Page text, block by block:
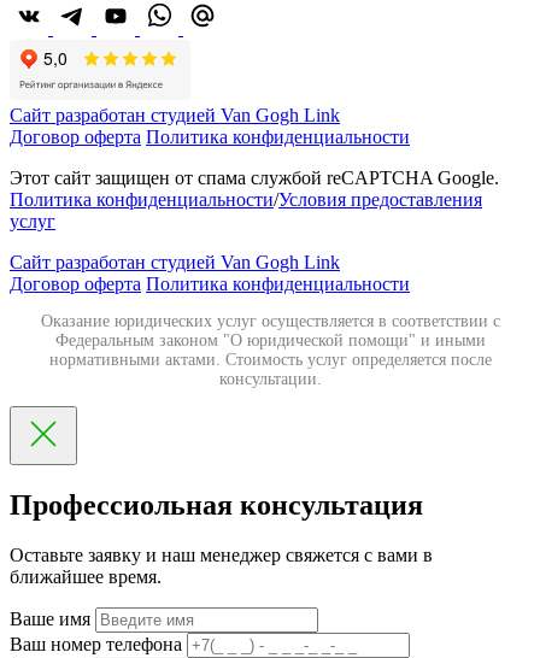
Сайт разработан студией Van Gogh Link
Договор оферта Политика конфиденциальности
Этот сайт защищен от спама службой reCAPTCHA Google.
Политика конфиденциальности/Условия предоставления
услуг
Сайт разработан студией Van Gogh Link
Договор оферта Политика конфиденциальности
Оказание юридических услуг осуществляется в соответствии с
Федеральным законом "О юридической помощи" и иными
нормативными актами. Стоимость услуг определяется после
консультации.
Профессиольная консультация
Оставьте заявку и наш менеджер свяжется с вами в
ближайшее время.
Ваше имя
Ваш номер телефона